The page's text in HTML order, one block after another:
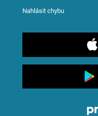
Nahlásit chybu